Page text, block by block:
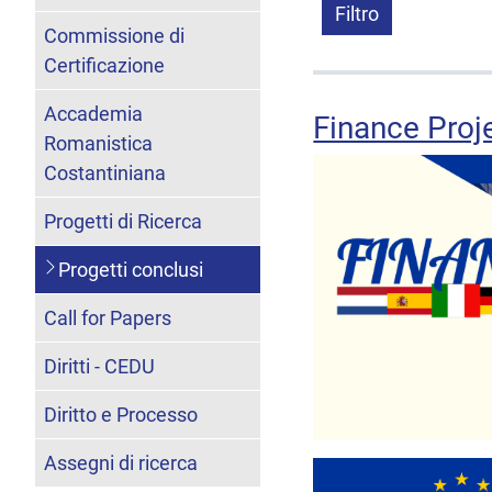
Filtro
Finance
Commissione di
Certificazione
Accademia
Romanistica
Costantiniana
Progetti di Ricerca
Progetti conclusi
Call for Papers
Diritti - CEDU
Diritto e Processo
Assegni di ricerca